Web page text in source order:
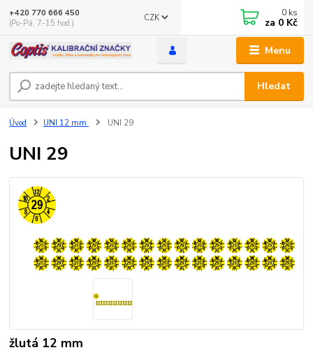
Menu
CZK
Hledat
+420 770 666 450
(Po-Pá, 7-15 hod.)
0 ks
za 0 Kč
Úvod UNI 12 mm UNI 29
UNI 29
žlutá 12 mm